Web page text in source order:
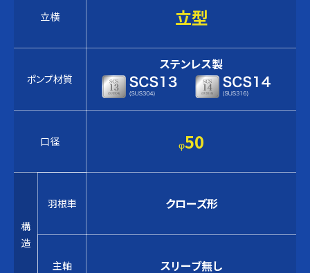
立横 立型
ポンプ材質
ステンレス製
口径 φ50
構
造
羽根車 クローズ形
主軸 スリーブ無し